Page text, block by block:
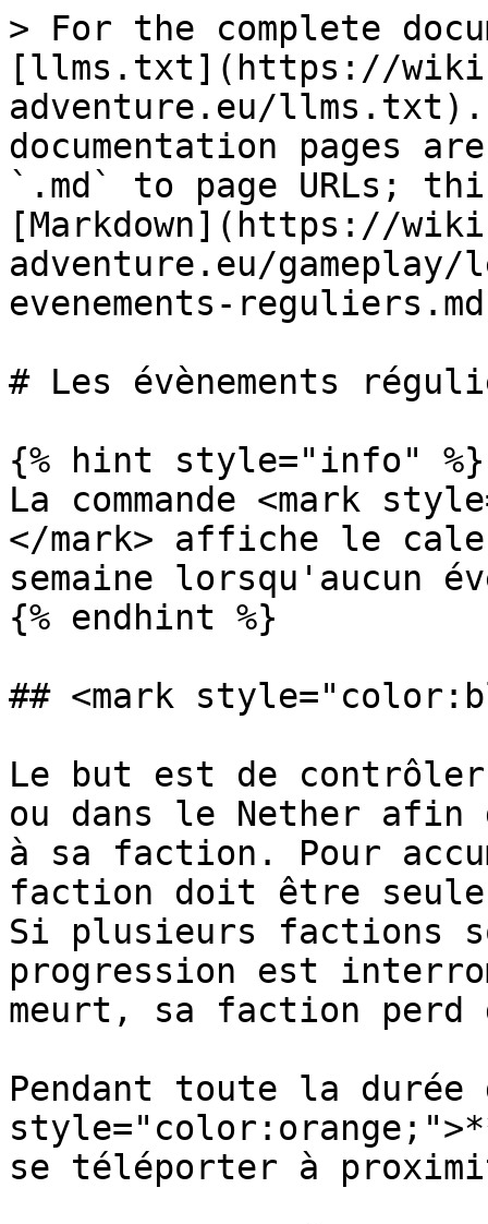
> For the complete
[llms.txt](https://
adventure.eu/llms.txt).
documentation pages
`.md` to page URLs;
[Markdown](https://
adventure.eu/
evenements-
# Les évènements
{% hint style="info" %}
La commande <mark
</mark> affiche le
semaine lorsqu'aucun
{% endhint %}
## <mark
Le but est de contrôler
ou dans le Nether afin
à sa faction. Pour
faction doit être
Si plusieurs factions
progression est
meurt, sa faction perd
Pendant toute la durée
se téléporter à